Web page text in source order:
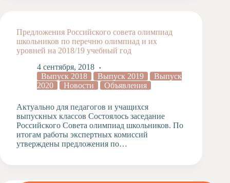
Предложения Российского совета олимпиад
школьников по перечню олимпиад и их
уровней на 2018/19 учебный год
4 сентября, 2018
Выпуск 2018
Выпуск 2019
Выпуск
2020
Новости Объявления
Актуально для педагогов и учащихся
выпускных классов Состоялось заседание
Российского Совета олимпиад школьников. По
итогам работы экспертных комиссий
утверждены предложения по…